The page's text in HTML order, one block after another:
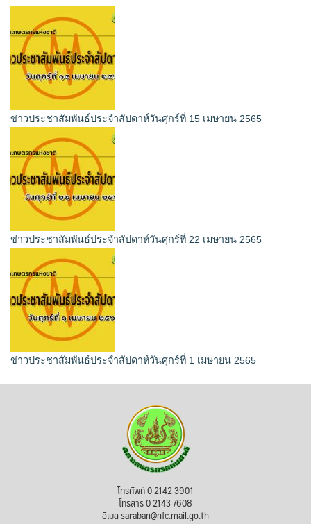
ข่าวประชาสัมพันธ์ประจำสัปดาห์วันศุกร์ที่ 15 เมษายน 2565
ข่าวประชาสัมพันธ์ประจำสัปดาห์วันศุกร์ที่ 22 เมษายน 2565
ข่าวประชาสัมพันธ์ประจำสัปดาห์วันศุกร์ที่ 1 เมษายน 2565
โทรศัพท์ 0 2142 3901
โทรสาร 0 2143 7608
อีเมล saraban@nfc.mail.go.th